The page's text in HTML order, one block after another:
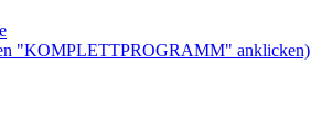
"KOMPLETTPROGRAMM" anklicken)